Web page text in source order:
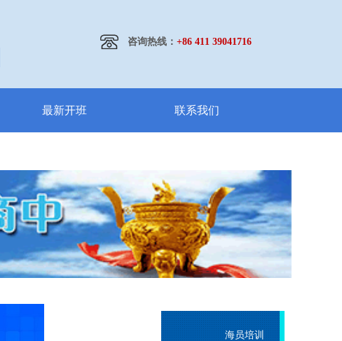
咨询热线： +86 411 39041716
最新开班 联系我们
海员培训